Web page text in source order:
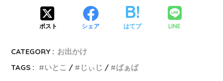
ポスト シェア はてブ LINE
CATEGORY : お出かけ
TAGS :
いとこ じぃじ ばぁば